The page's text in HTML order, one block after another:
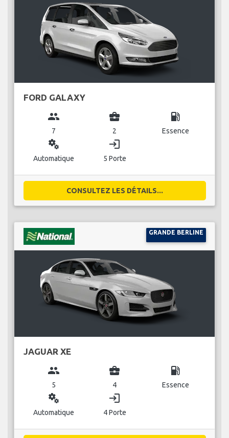
FORD GALAXY
group
7
business_center
2
local_gas_station
Essence
miscellaneous_services
Automatique
login
5 Porte
CONSULTEZ LES DÉTAILS...
GRANDE BERLINE
JAGUAR XE
group
5
business_center
4
local_gas_station
Essence
miscellaneous_services
Automatique
login
4 Porte